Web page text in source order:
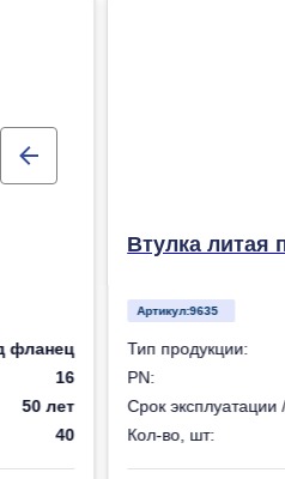
фланец
16
50 лет
40
Втулка литая
Артикул:9635
Тип продукции:
PN:
Срок эксплуатации
Кол-во, шт: